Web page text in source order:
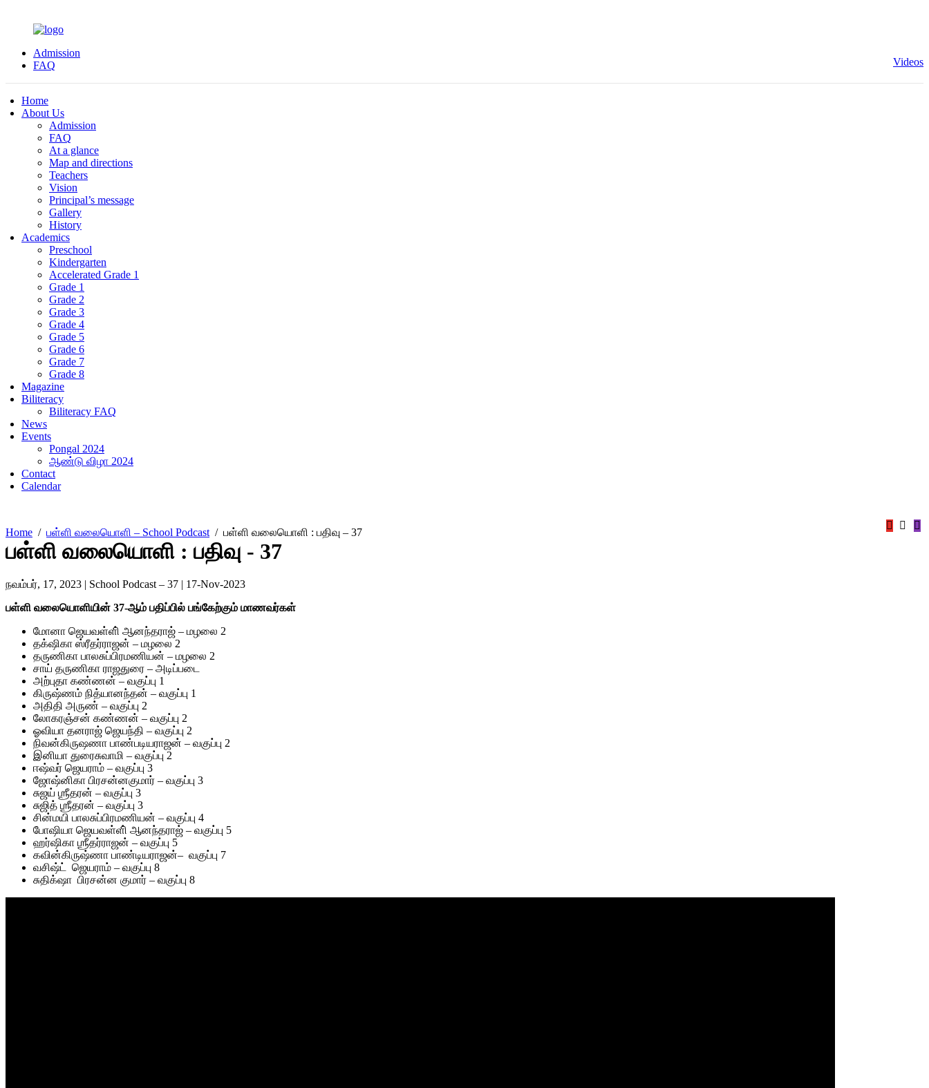
Videos
Admission
FAQ
Home
About Us
Admission
FAQ
At a glance
Map and directions
Teachers
Vision
Principal’s message
Gallery
History
Academics
Preschool
Kindergarten
Accelerated Grade 1
Grade 1
Grade 2
Grade 3
Grade 4
Grade 5
Grade 6
Grade 7
Grade 8
Magazine
Biliteracy
Biliteracy FAQ
News
Events
Pongal 2024
ஆண்டு விழா 2024
Contact
Calendar
Home பள்ளி வலையொளி – School Podcast பள்ளி வலையொளி : பதிவு – 37
பள்ளி வலையொளி : பதிவு - 37
நவம்பர், 17, 2023 | School Podcast – 37 | 17-Nov-2023
பள்ளி வலையொளியின் 37-ஆம் பதிப்பில் பங்கேற்கும் மாணவர்கள்
மோனா ஜெயவள்ளி் ஆனந்தராஜ் – மழலை 2
தக்‌ஷிகா ஸ்ரீதர்ராஜன் – மழலை 2
தருணிகா பாலசுப்பிரமணியன் – மழலை 2
சாய் தருணிகா ராஜதுரை – அடிப்படை
அற்புதா கண்ணன் – வகுப்பு 1
கிருஷ்ணம் நித்யானந்தன் – வகுப்பு 1
அதிதி அருண் – வகுப்பு 2
லோகரஞ்சன் கண்ணன் – வகுப்பு 2
ஓவியா தனராஜ் ஜெயந்தி – வகுப்பு 2
நிவன்கிருஷணா பாண்படியராஜன் – வகுப்பு 2
இனியா துரைசுவாமி – வகுப்பு 2
ஈஷ்வர் ஜெயராம் – வகுப்பு 3
ஜோஷ்னிகா பிரசன்னகுமார் – வகுப்பு 3
சுஜய் ஶ்ரீதரன் – வகுப்பு 3
சுஜித் ஶ்ரீதரன் – வகுப்பு 3
சின்மயி பாலசுப்பிரமணியன் – வகுப்பு 4
போஷியா ஜெயவள்ளி் ஆனந்தராஜ் – வகுப்பு 5
ஹர்ஷிகா ஶ்ரீதர்ராஜன் – வகுப்பு 5
கவின்கிருஷ்ணா பாண்டியராஜன்– வகுப்பு 7
வசிஷ்ட்
ஜெயராம் – வகுப்பு 8
சுதிக்‌ஷா பிரசன்ன குமார் – வகுப்பு 8